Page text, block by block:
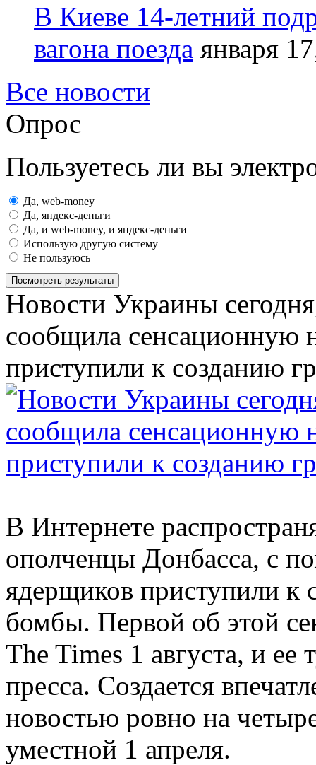
В Киеве 14-летний
вагона поезда января
Все новости
Опрос
Пользуетесь ли вы
Да, web-money
Да, яндекс-деньги
Да, и web-money, и яндекс-деньги
Использую другую систему
Не пользуюсь
Посмотреть результаты
Новости Украины
сообщила сенсационную
приступили к созданию
В Интернете
ополченцы Донбасса, с
ядерщиков приступили к
бомбы. Первой об этой
The Times 1 августа, и ее
пресса. Создается
новостью ровно на
уместной 1 апреля.